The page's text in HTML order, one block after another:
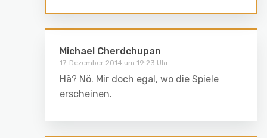
Michael Cherdchupan
17. Dezember 2014 um 19:23 Uhr
Hä? Nö. Mir doch egal, wo die Spiele
erscheinen.